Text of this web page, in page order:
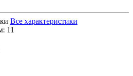
Все характеристики
11